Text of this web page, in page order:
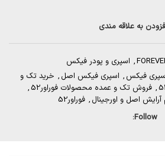
به علاقه مندی
, اسپری و پودر فیکس
فیکس , اسپری فیکس اصل , خرید تک و
, فروش تک و عمده محصولات فوراور52
,
آرایش اصل و اورجینال , فوراور52
Follow: